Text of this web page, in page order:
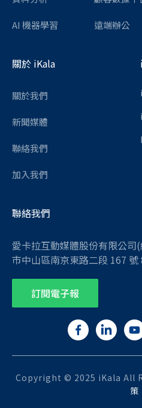
AI 機器學習 遠端辦公
關於 iKala
關於我們
新聞媒體
聯絡我們
加入我們
聯絡我們
愛卡拉互動媒體股份有限公
市中山區南京東路二段 167
訂閱電子報
Copyright © 2025 iKala All
策